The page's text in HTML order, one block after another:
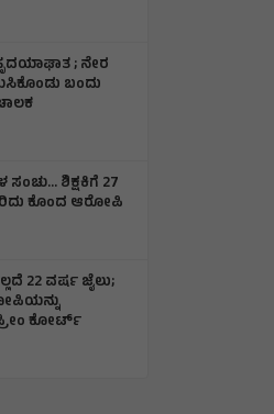
; ನೇರ
ಬಂದು
ಶಿಕ್ಷಕಿಗೆ 27
ಕೊಂದ ಆರೋಪಿ
22 ವರ್ಷ ಜೈಲು;
ಕೋರ್ಟ್